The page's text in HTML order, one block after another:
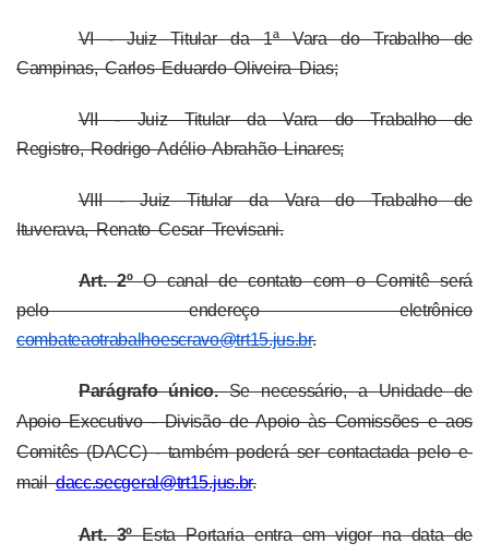
VI - Juiz Titular da 1ª Vara do Trabalho de
Campinas, Carlos Eduardo Oliveira Dias;
VII - Juiz Titular da Vara do Trabalho de
Registro, Rodrigo Adélio Abrahão Linares;
VIII - Juiz Titular da Vara do Trabalho de
Ituverava, Renato Cesar Trevisani.
Art. 2ºO canal de contato com o Comitê será
pelo endereço eletrônico
combateaotrabalhoescravo@trt15.jus.br.
Parágrafo único.Se necessário, a Unidade de
Apoio Executivo - Divisão de Apoio às Comissões e aos
Comitês (DACC) - também poderá ser contactada pelo e-
maildacc.secgeral@trt15.jus.br.
Art.3ºEsta Portaria entra em vigor na data de